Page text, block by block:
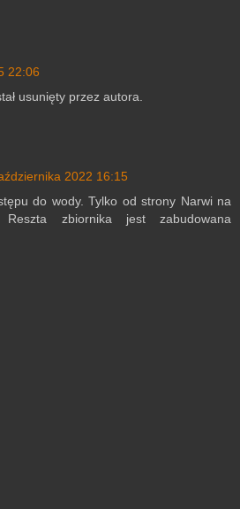
22:06
usunięty przez autora.
2022 16:15
do wody. Tylko od strony Narwi na
Reszta zbiornika jest zabudowana